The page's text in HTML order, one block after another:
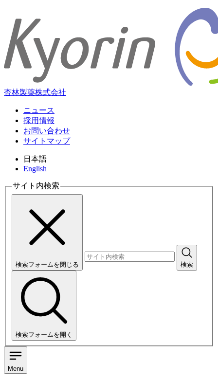
杏林製薬株式会社
ニュース
採用情報
お問い合わせ
サイトマップ
日本語
English
サイト内検索
検索フォームを閉じる 検索
検索フォームを開く
Menu